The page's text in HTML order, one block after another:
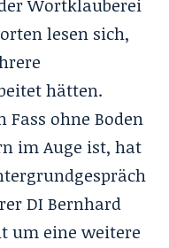
Wortklauberei
lesen sich,
hätten.
ohne Boden
im Auge ist, hat
DI Bernhard
um eine weitere